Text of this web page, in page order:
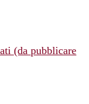
(da pubblicare